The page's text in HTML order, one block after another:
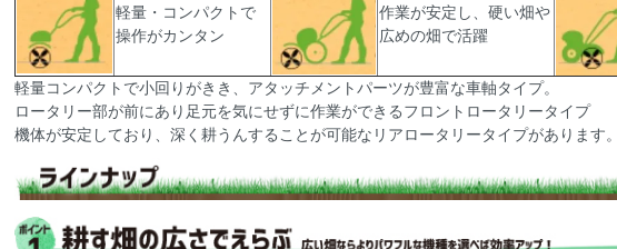
軽量・コンパクトで
操作がカンタン
作業が安定し、硬い畑や
広めの畑で活躍
軽量コンパクトで小回りがきき、アタッチメントパーツが豊富な車軸タイプ。
ロータリー部が前にあり足元を気にせずに作業ができるフロントロータリータイプ
機体が安定しており、深く耕うんすることが可能なリアロータリータイプがあります。